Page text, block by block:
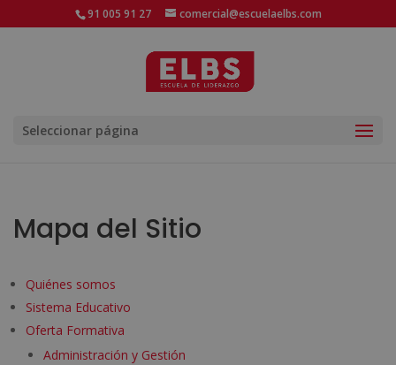
91 005 91 27 comercial@escuelaelbs.com
Seleccionar página
Mapa del Sitio
Quiénes somos
Sistema Educativo
Oferta Formativa
Administración y Gestión